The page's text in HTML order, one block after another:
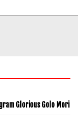
Glorious Golo Mori